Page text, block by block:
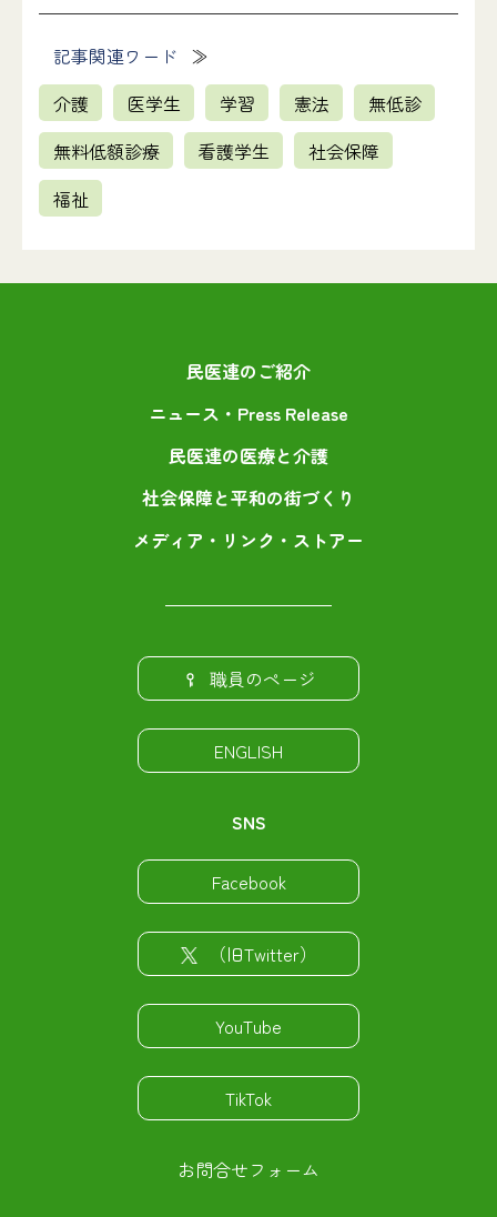
記事関連ワード
介護
医学生 学習 憲法
無低診
無料低額診療
看護学生
社会保障
福祉
民医連のご紹介
ニュース・Press Release
民医連の医療と介護
社会保障と平和の街づくり
メディア・リンク・ストアー
職員のページ
ENGLISH
SNS
Facebook
（旧Twitter）
YouTube
TikTok
お問合せフォーム